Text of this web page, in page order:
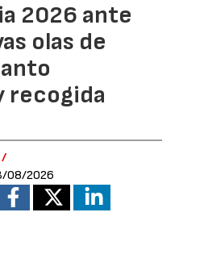
2026 ante
olas de
recogida
/
08/2026